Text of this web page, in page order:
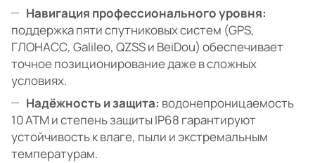
Навигация профессионального уровня:
поддержка пяти спутниковых систем (GPS,
ГЛОНАСС, Galileo, QZSS и BeiDou) обеспечивает
точное позиционирование даже в сложных
условиях.
Надёжность и защита: водонепроницаемость
10 ATM и степень защиты IP68 гарантируют
устойчивость к влаге, пыли и экстремальным
температурам.